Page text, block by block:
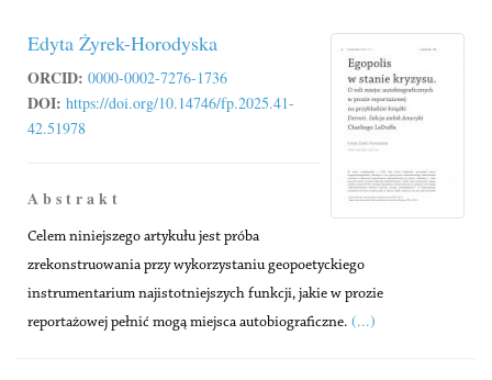
Edyta Żyrek-Horodyska
ORCID: 0000-0002-7276-1736
DOI: https://doi.org/10.14746/fp.2025.41-
42.51978
A b s t r a k t
Celem niniejszego artykułu jest próba
zrekonstruowania przy wykorzystaniu geopoetyckiego
instrumentarium najistotniejszych funkcji, jakie w prozie
reportażowej pełnić mogą miejsca autobiograficzne. (...)